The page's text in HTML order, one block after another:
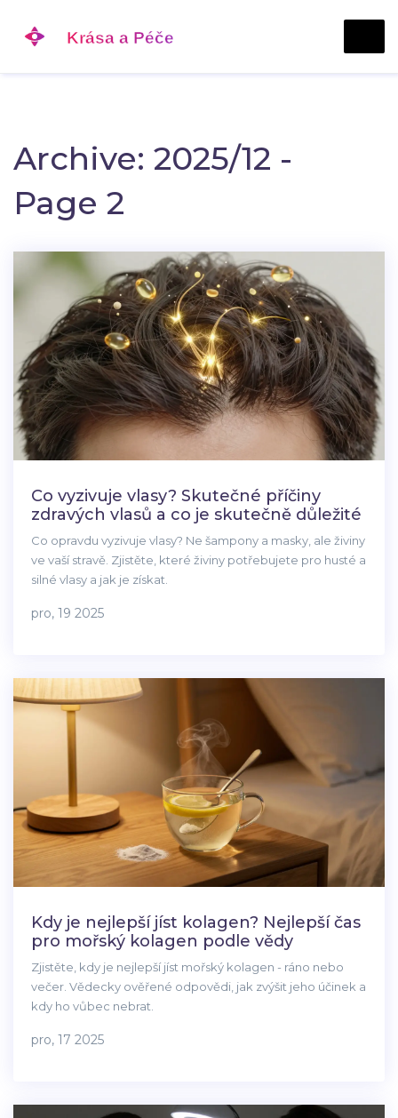
Archive: 2025/12 -
Page 2
Co vyzivuje vlasy? Skutečné příčiny
zdravých vlasů a co je skutečně důležité
Co opravdu vyzivuje vlasy? Ne šampony a masky, ale živiny
ve vaší stravě. Zjistěte, které živiny potřebujete pro husté a
silné vlasy a jak je získat.
pro, 19 2025
Kdy je nejlepší jíst kolagen? Nejlepší čas
pro mořský kolagen podle vědy
Zjistěte, kdy je nejlepší jíst mořský kolagen - ráno nebo
večer. Vědecky ověřené odpovědi, jak zvýšit jeho účinek a
kdy ho vůbec nebrat.
pro, 17 2025